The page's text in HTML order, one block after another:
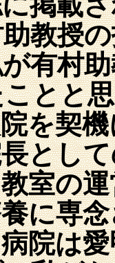
教授
有村
とと
を契
とし
室の
に専
院は